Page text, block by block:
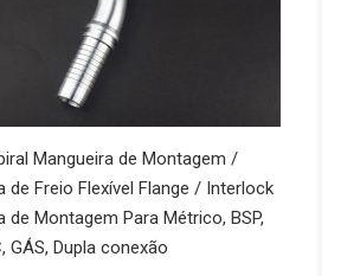
Mangueira de Montagem /
de Freio Flexível Flange / Interlock
de Montagem Para Métrico, BSP,
GÁS, Dupla conexão